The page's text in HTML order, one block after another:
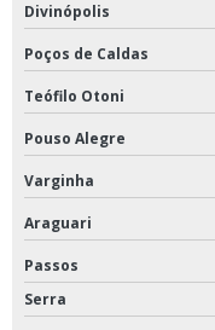
Centrifuga de petróleo
Centrífuga refrigerada
Concentradores de amostras
Estufa a vácuo
Divinópolis
Poços de Caldas
Teófilo Otoni
Pouso Alegre
Varginha
Araguari
Passos
Serra